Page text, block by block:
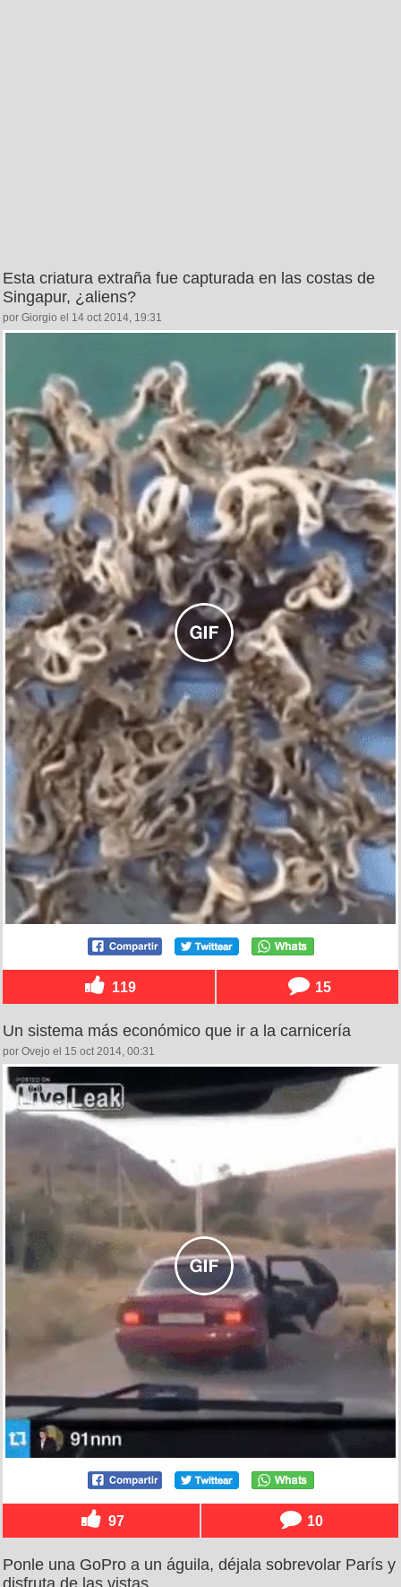
Esta criatura extraña fue capturada en las costas de
Singapur, ¿aliens?
por Giorgio el 14 oct 2014, 19:31
119 15
Un sistema más económico que ir a la carnicería
por Ovejo el 15 oct 2014, 00:31
97 10
Ponle una GoPro a un águila, déjala sobrevolar París y
disfruta de las vistas